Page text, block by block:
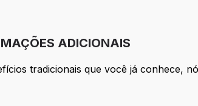
ADICIONAIS
tradicionais que você já conhece,